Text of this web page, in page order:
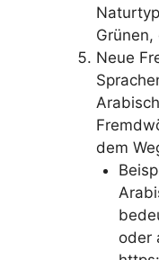
Grünen,
Neue
dem
oder